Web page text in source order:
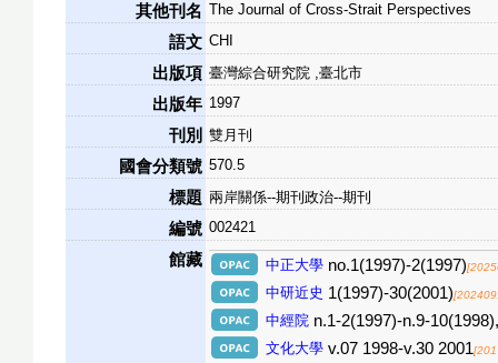
其他刊名 The Journal of Cross-Strait Perspectives
語文 CHI
出版項 臺灣綜合研究院 ,臺北市
出版年 1997
刊別 雙月刊
國會分類號 570.5
標題 兩岸關係--期刊政治--期刊
編號 002421
館藏 中正大學 no.1(1997)-2(1997)
中研近史 1(1997)-30(2001)
中經院 n.1-2(1997)-n.9-
文化大學 v.07 1998-v.30 2001